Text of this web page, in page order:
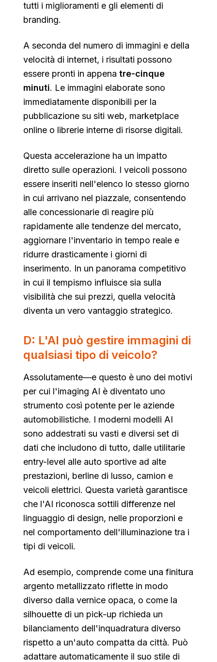
tutti i miglioramenti e gli elementi di
branding.
A seconda del numero di immagini e della
velocità di internet, i risultati possono
essere pronti in appena tre-cinque
minuti. Le immagini elaborate sono
immediatamente disponibili per la
pubblicazione su siti web, marketplace
online o librerie interne di risorse digitali.
Questa accelerazione ha un impatto
diretto sulle operazioni. I veicoli possono
essere inseriti nell'elenco lo stesso giorno
in cui arrivano nel piazzale, consentendo
alle concessionarie di reagire più
rapidamente alle tendenze del mercato,
aggiornare l'inventario in tempo reale e
ridurre drasticamente i giorni di
inserimento. In un panorama competitivo
in cui il tempismo influisce sia sulla
visibilità che sui prezzi, quella velocità
diventa un vero vantaggio strategico.
D: L'AI può gestire immagini di
qualsiasi tipo di veicolo?
Assolutamente—e questo è uno dei motivi
per cui l'imaging AI è diventato uno
strumento così potente per le aziende
automobilistiche. I moderni modelli AI
sono addestrati su vasti e diversi set di
dati che includono di tutto, dalle utilitarie
entry-level alle auto sportive ad alte
prestazioni, berline di lusso, camion e
veicoli elettrici. Questa varietà garantisce
che l'AI riconosca sottili differenze nel
linguaggio di design, nelle proporzioni e
nel comportamento dell'illuminazione tra i
tipi di veicoli.
Ad esempio, comprende come una finitura
argento metallizzato riflette in modo
diverso dalla vernice opaca, o come la
silhouette di un pick-up richieda un
bilanciamento dell'inquadratura diverso
rispetto a un'auto compatta da città. Può
adattare automaticamente il suo stile di